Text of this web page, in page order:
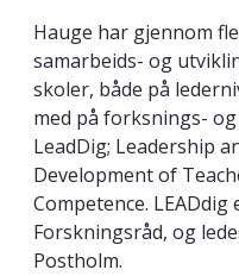
Hauge har gjennom
samarbeids- og
skoler, både på
med på forksnings-
LeadDig; Leadership
Development of
Competence.
Forskningsråd, og
Postholm.